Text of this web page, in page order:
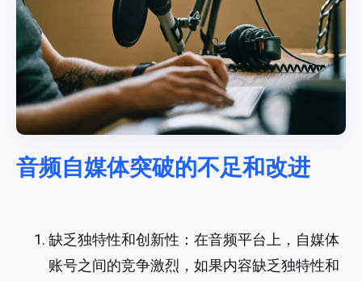
音频自媒体突破的不足和改进
缺乏独特性和创新性：在音频平台上，自媒体
账号之间的竞争激烈，如果内容缺乏独特性和